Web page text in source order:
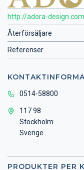
http://adora-
Återförsäljare
Referenser
0514-58800
117 98
Stockholm
Sverige
PRODUKTER PER